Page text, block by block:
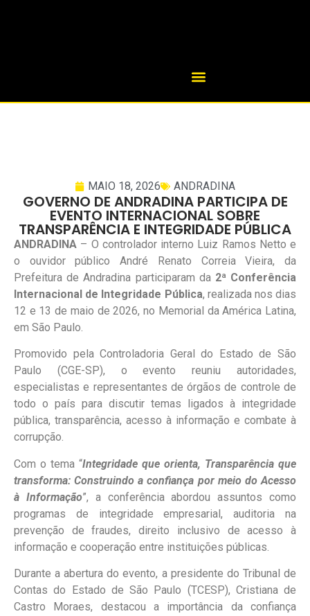
MAIO 18, 2026 ANDRADINA
GOVERNO DE ANDRADINA PARTICIPA DE
EVENTO INTERNACIONAL SOBRE
TRANSPARÊNCIA E INTEGRIDADE PÚBLICA
ANDRADINA – O controlador interno Luiz Ramos Netto e
o ouvidor público André Renato Correia Vieira, da
Prefeitura de Andradina participaram da 2ª Conferência
Internacional de Integridade Pública, realizada nos dias
12 e 13 de maio de 2026, no Memorial da América Latina,
em São Paulo.
Promovido pela Controladoria Geral do Estado de São
Paulo (CGE-SP), o evento reuniu autoridades,
especialistas e representantes de órgãos de controle de
todo o país para discutir temas ligados à integridade
pública, transparência, acesso à informação e combate à
corrupção.
Com o tema “Integridade que orienta, Transparência que
transforma: Construindo a confiança por meio do Acesso
à Informação”, a conferência abordou assuntos como
programas de integridade empresarial, auditoria na
prevenção de fraudes, direito inclusivo de acesso à
informação e cooperação entre instituições públicas.
Durante a abertura do evento, a presidente do Tribunal de
Contas do Estado de São Paulo (TCESP), Cristiana de
Castro Moraes, destacou a importância da confiança